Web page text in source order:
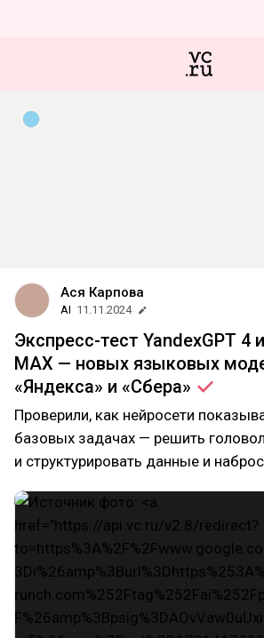
Ася Карпова
AI 11.11.2024
Экспресс-тест YandexGPT 4
MAX — новых языковых
«Яндекса» и «Сбера»
Проверили, как нейросети
базовых задачах — решить
и структурировать данные и